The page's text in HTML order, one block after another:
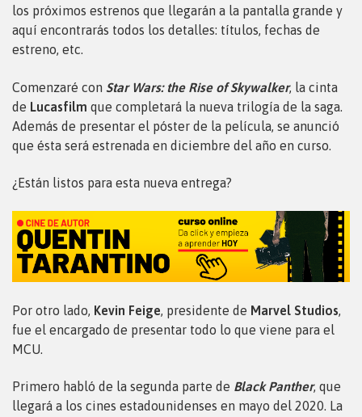
los próximos estrenos que llegarán a la pantalla grande y
aquí encontrarás todos los detalles: títulos, fechas de
estreno, etc.
Comenzaré con Star Wars: the Rise of Skywalker, la cinta
de Lucasfilm que completará la nueva trilogía de la saga.
Además de presentar el póster de la película, se anunció
que ésta será estrenada en diciembre del año en curso.
¿Están listos para esta nueva entrega?
Por otro lado, Kevin Feige, presidente de Marvel Studios,
fue el encargado de presentar todo lo que viene para el
MCU.
Primero habló de la segunda parte de Black Panther, que
llegará a los cines estadounidenses en mayo del 2020. La